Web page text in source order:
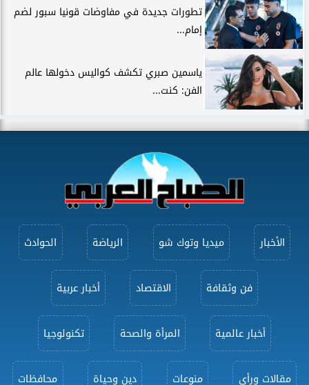
تطورات جديدة في مفاوضات قونيا سبور لضم
إمام...
ياسمين صبري تكشف كواليس دخولها عالم
الفن: كنت...
الأخبار ميديا وتوك شو الرياضة الحوادث
فن وثقافة الاقتصاد أخبار عربية
أخبار عالمية المرأة والصحة تكنولوجيا
مقالات ورأى منوعات دين وحياة محافظات